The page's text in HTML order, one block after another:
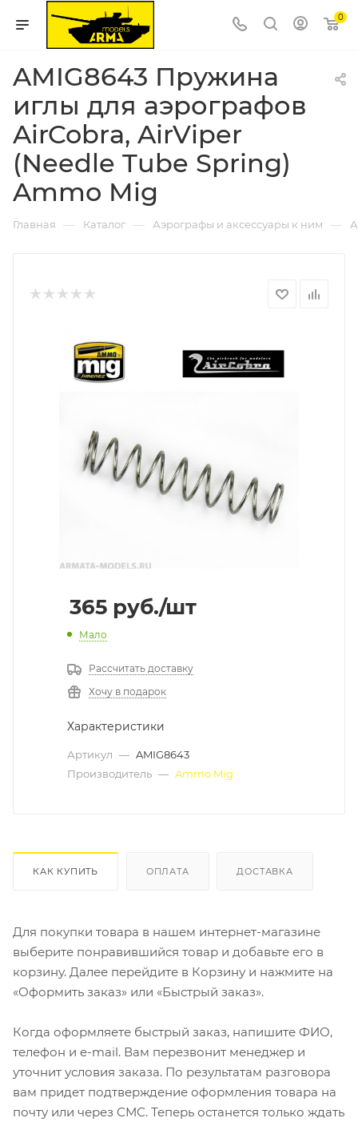
0
AMIG8643 Пружина
иглы для аэрографов
AirCobra, AirViper
(Needle Tube Spring)
Ammo Mig
Главная — Каталог — Аэрографы и аксессуары к ним —
365 руб./шт
Мало
Рассчитать доставку
Хочу в подарок
Характеристики
Артикул — AMIG8643
Производитель — Ammo Mig
КАК КУПИТЬ ОПЛАТА ДОСТАВКА
Для покупки товара в нашем интернет-магазине
выберите понравившийся товар и добавьте его в
корзину. Далее перейдите в Корзину и нажмите на
«Оформить заказ» или «Быстрый заказ».
Когда оформляете быстрый заказ, напишите ФИО,
телефон и e-mail. Вам перезвонит менеджер и
уточнит условия заказа. По результатам разговора
вам придет подтверждение оформления товара на
почту или через СМС. Теперь останется только ждать